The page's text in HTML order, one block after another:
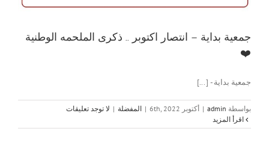
جمعية بداية – انتصار اكتوبر .. ذكرى الملحمه الوطنية
❤️
جمعية بداية - [...]
بواسطة admin
| أكتوبر 6th, 2022 | المفضلة | لا توجد تعليقات